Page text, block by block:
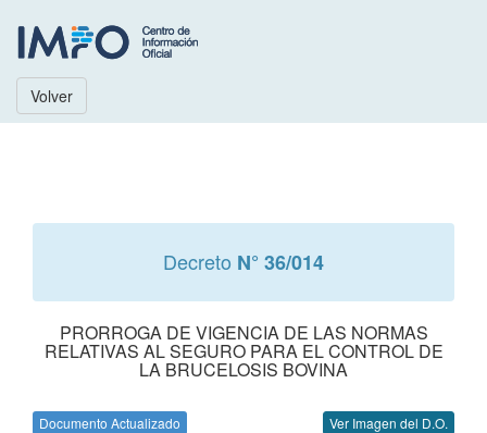
Volver
Decreto N° 36/014
PRORROGA DE VIGENCIA DE LAS NORMAS
RELATIVAS AL SEGURO PARA EL CONTROL DE
LA BRUCELOSIS BOVINA
Documento Actualizado Ver Imagen del D.O.